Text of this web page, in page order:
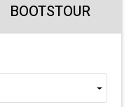
BOOTSTOUR